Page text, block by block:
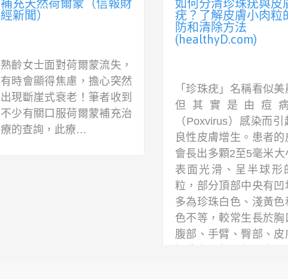
補充天然荷爾蒙（信報財
經新聞）
熟齡女士面對荷爾蒙流失，
有時會顯得焦慮，擔心突然
出現斷崖式衰老！筆者收到
不少有關口服荷爾蒙補充治
療的查詢，此療…
如何分清珍珠疣與皮
疣？了解皮膚小肉粒
防和清除方法
(healthyD.com)
「珍珠疣」名稱看似美
但其實是由痘
（Poxvirus）感染而引
良性皮膚增生。患者的
會長出多顆2至5毫米大
表面光滑、呈半球形
粒，部分頂部中央有凹
多為珍珠白色、淺黃色
色不等，較常生長於胸
腹部、手臂、臀部、皮